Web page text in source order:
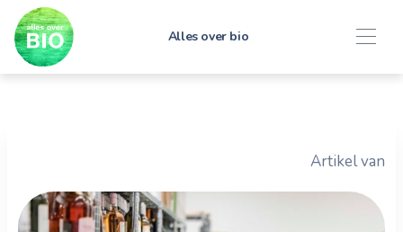
Alles over bio
Artikel van